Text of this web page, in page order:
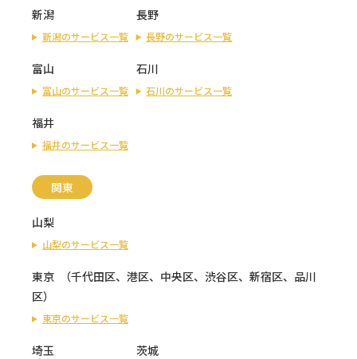
新潟
新潟のサービス一覧
長野
長野のサービス一覧
富山
富山のサービス一覧
石川
石川のサービス一覧
福井
福井のサービス一覧
関東
山梨
山梨のサービス一覧
東京 （千代田区、 港区、 中央区、 渋谷区、 新宿区、 品川
区）
東京のサービス一覧
埼玉 茨城